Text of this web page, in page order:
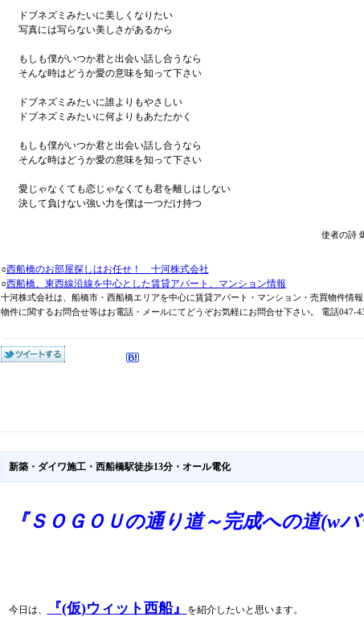
ドブネズミみたいに美しくなりたい
写真には写らない美しさがあるから
もしも僕がいつか君と出会い話し合うなら
そんな時はどうか愛の意味を知って下さい
ドブネズミみたいに誰よりもやさしい
ドブネズミみたいに何よりもあたたかく
もしも僕がいつか君と出会い話し合うなら
そんな時はどうか愛の意味を知って下さい
愛じゃなくても恋じゃなくても君を離しはしない
決して負けない強い力を僕は一つだけ持つ
使者の詩
○西船橋のお部屋探しはお任せ！ 十河株式会社
○西船橋、東西線沿線を中心とした賃貸アパート、マンション情報
十河株式会社は、船橋市・西船橋エリアを中心に賃貸アパート・マンション・売買物件情
物件に関するお問合せ等はお電話・メールにてどうぞお気軽にお問合せ下さい。 電話047-
新築・ダイワ施工・西船橋駅徒歩13分・オール電化
『ＳＯＧＯＵの通り道～完成への道(w
今日は、 『(仮)ウィット西船』 を紹介したいと思います。